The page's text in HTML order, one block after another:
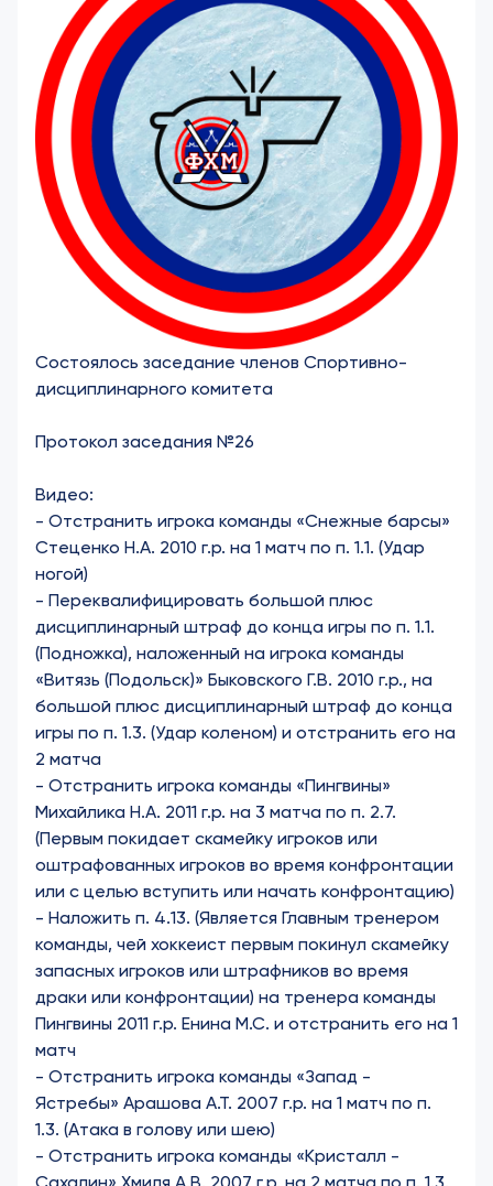
Состоялось заседание членов Спортивно-
дисциплинарного комитета
Протокол заседания №26
Видео:
- Отстранить игрока команды «Снежные барсы»
Стеценко Н.А. 2010 г.р. на 1 матч по п. 1.1. (Удар
ногой)
- Переквалифицировать большой плюс
дисциплинарный штраф до конца игры по п. 1.1.
(Подножка), наложенный на игрока команды
«Витязь (Подольск)» Быковского Г.В. 2010 г.р., на
большой плюс дисциплинарный штраф до конца
игры по п. 1.3. (Удар коленом) и отстранить его на
2 матча
- Отстранить игрока команды «Пингвины»
Михайлика Н.А. 2011 г.р. на 3 матча по п. 2.7.
(Первым покидает скамейку игроков или
оштрафованных игроков во время конфронтации
или с целью вступить или начать конфронтацию)
- Наложить п. 4.13. (Является Главным тренером
команды, чей хоккеист первым покинул скамейку
запасных игроков или штрафников во время
драки или конфронтации) на тренера команды
Пингвины 2011 г.р. Енина М.С. и отстранить его на 1
матч
- Отстранить игрока команды «Запад -
Ястребы» Арашова А.Т. 2007 г.р. на 1 матч по п.
1.3. (Атака в голову или шею)
- Отстранить игрока команды «Кристалл -